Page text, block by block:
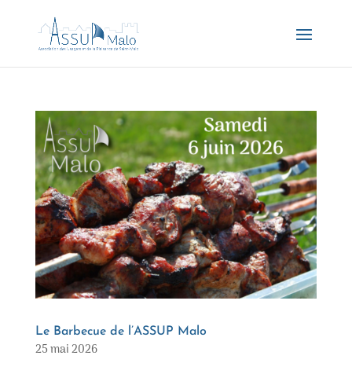
Le Barbecue de l’ASSUP Malo
25 mai 2026